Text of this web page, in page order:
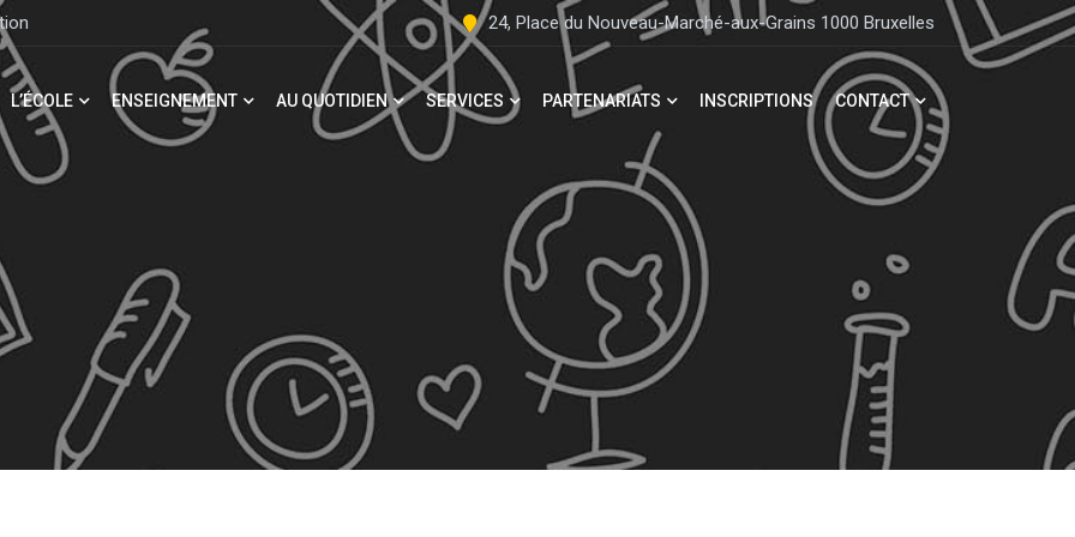
24, Place du Nouveau-Marché-aux-Grains 1000 Bruxelles
L’ÉCOLE ENSEIGNEMENT AU QUOTIDIEN SERVICES PARTENARIATS INSCRIPTIONS CONTACT